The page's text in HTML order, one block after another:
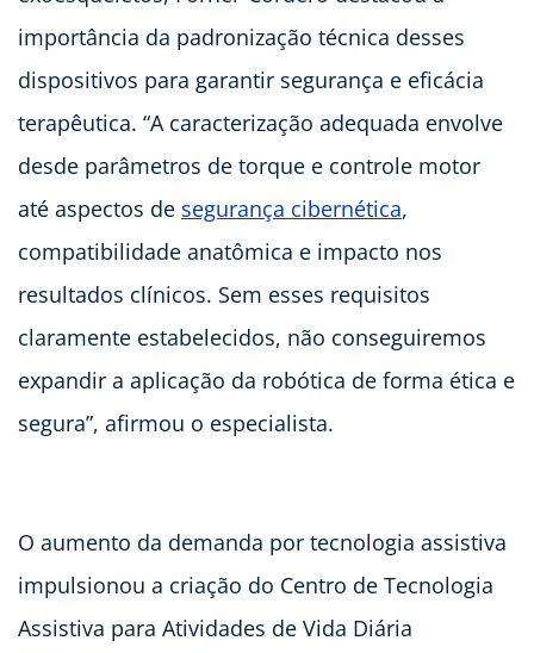
importância da padronização técnica desses
dispositivos para garantir segurança e eficácia
terapêutica. “A caracterização adequada envolve
desde parâmetros de torque e controle motor
até aspectos de segurança cibernética,
compatibilidade anatômica e impacto nos
resultados clínicos. Sem esses requisitos
claramente estabelecidos, não conseguiremos
expandir a aplicação da robótica de forma ética e
segura”, afirmou o especialista.
O aumento da demanda por tecnologia assistiva
impulsionou a criação do Centro de Tecnologia
Assistiva para Atividades de Vida Diária